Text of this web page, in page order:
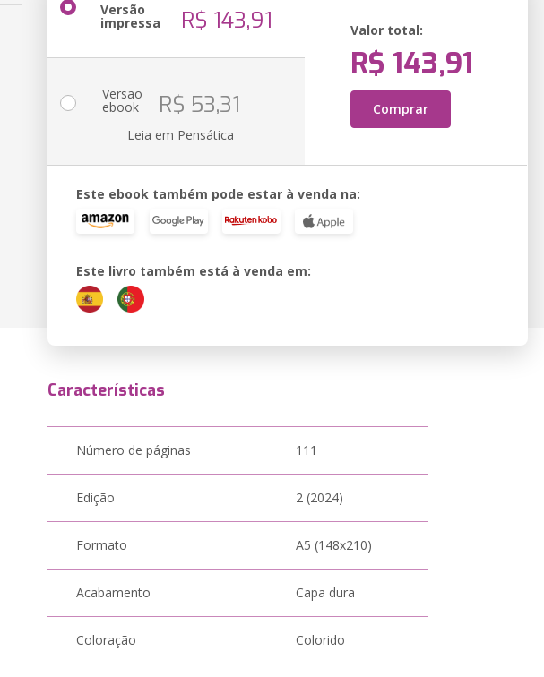
Versão
impressa R$ 143,91 Valor total:
R$ 143,91
Comprar
Versão
ebook R$ 53,31
Leia em Pensática
Este ebook também pode estar à venda na:
Este livro também está à venda em:
Características
Número de páginas 111
Edição 2 (2024)
Formato A5 (148x210)
Acabamento Capa dura
Coloração Colorido